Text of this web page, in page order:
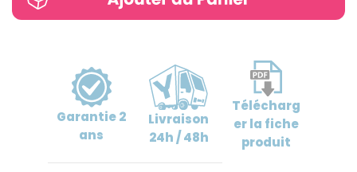
Garantie2
ans
Livraison
24h / 48h
Télécharg
erla fiche
produit